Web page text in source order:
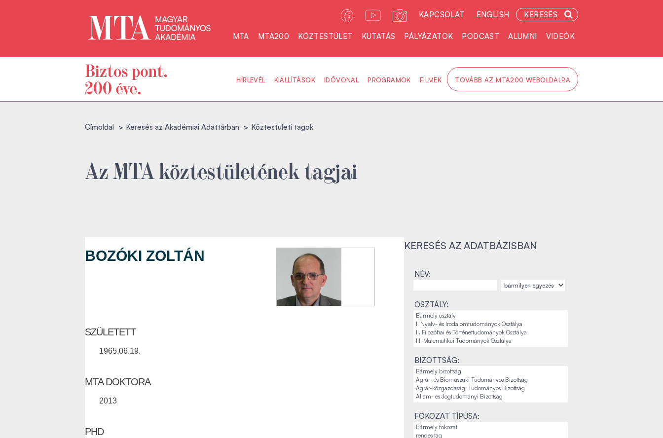
KAPCSOLAT ENGLISH KERESÉS
MTA MTA200 KÖZTESTÜLET KUTATÁS PÁLYÁZATOK PODCAST ALUMNI VIDEÓK
HÍRLEVÉL KIÁLLÍTÁSOK IDŐVONAL PROGRAMOK FILMEK TOVÁBB AZ MTA200 WEBOLDALRA
Címoldal Keresés az Akadémiai Adattárban Köztestületi tagok
Az MTA köztestületének tagjai
BOZÓKI ZOLTÁN
SZÜLETETT
1965.06.19.
MTA DOKTORA
2013
PHD
KERESÉS AZ ADATBÁZISBAN
NÉV:
OSZTÁLY:
BIZOTTSÁG:
FOKOZAT TÍPUSA: